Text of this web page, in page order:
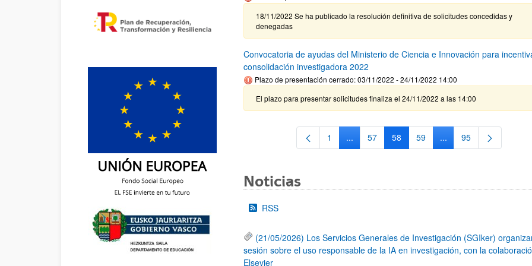
18/11/2022 Se ha publicado la resolución definitiva de solicitudes concedidas y
denegadas
Convocatoria de ayudas del Ministerio de Ciencia e Innovación para
consolidación investigadora 2022
Plazo de presentación cerrado: 03/11/2022 - 24/11/2022 14:00
El plazo para presentar solicitudes finaliza el 24/11/2022 a las 14:00
Página
1 ...Páginas intermedias Use TAB para desplazarse.
Página
57 Página
58 Página
59 ...Páginas intermedias
Página
95
Noticias
RSS
(21/05/2026) Los Servicios Generales de Investigación (SGIker)
sesión sobre el uso responsable de la IA en investigación, con la
Elsevier